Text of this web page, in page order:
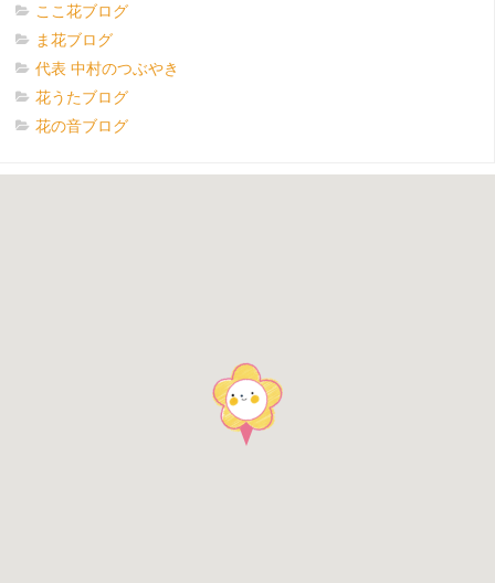
ここ花ブログ
ま花ブログ
代表 中村のつぶやき
花うたブログ
花の音ブログ